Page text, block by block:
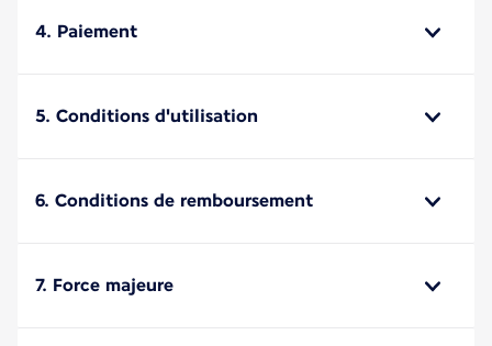
4. Paiement
5. Conditions d'utilisation
6. Conditions de remboursement
7. Force majeure